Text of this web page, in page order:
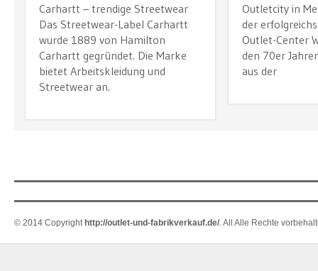
Carhartt – trendige Streetwear
Das Streetwear-Label Carhartt
wurde 1889 von Hamilton
Carhartt gegründet. Die Marke
bietet Arbeitskleidung und
Streetwear an.
Outletcity in
der
Outlet-Center
den 70er
aus der
© 2014 Copyright http://outlet-und-fabrikverkauf.de/. All Alle Rechte